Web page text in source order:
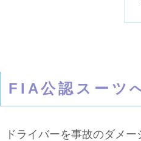
FIA公認スーツ
ドライバーを事故のダメー